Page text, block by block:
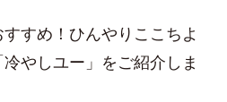
すめ！ひんやりここちよ
やしユー」をご紹介しま